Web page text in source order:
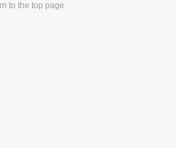
to the top page